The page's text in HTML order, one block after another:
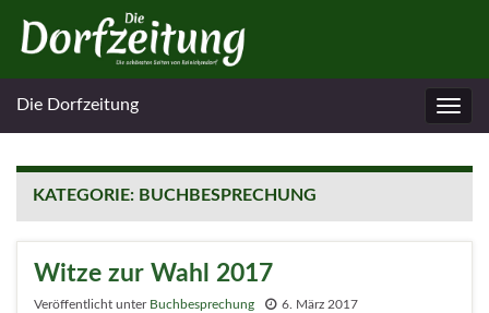
Die Dorfzeitung
KATEGORIE: BUCHBESPRECHUNG
Witze zur Wahl 2017
Veröffentlicht unter Buchbesprechung 6. März 2017